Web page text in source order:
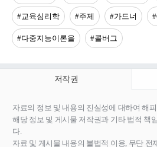
#교육심리학 #주제 #가드너
#다중지능이론을 #콜버그
저작권
자료의 정보 및 내용의 진실성에 대하여 해
해당 정보 및 게시물 저작권과 기타 법적 책
다.
자료 및 게시물 내용의 불법적 이용, 무단 전